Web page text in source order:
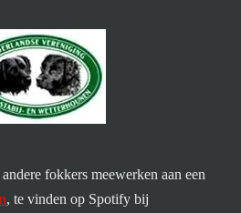
fokkers meewerken aan een
, te vinden op Spotify bij